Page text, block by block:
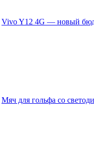
Vivo Y12 4G — новый
Мяч для гольфа со